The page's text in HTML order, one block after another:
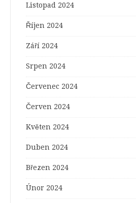
Listopad 2024
Říjen 2024
Září 2024
Srpen 2024
Červenec 2024
Červen 2024
Květen 2024
Duben 2024
Březen 2024
Únor 2024